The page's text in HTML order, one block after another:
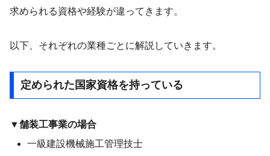
求められる資格や経験が違ってきます。
以下、それぞれの業種ごとに解説していきます。
定められた国家資格を持っている
▼舗装工事業の場合
一級建設機械施工管理技士